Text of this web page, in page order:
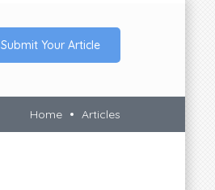
Submit Your Article
Home Articles